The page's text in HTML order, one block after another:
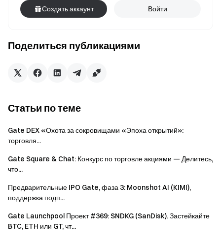
мероприятия. Количество мест ограничено, действует
Примечания:
Для получения вознаграждений все участники
должны нажать [Присоединиться],
личности до окончания мероприятия.
общий объем торгов пользователя = объем спотовых
торгов + объем торгов фьючерсами. Объем чистого
депозита = депозит – вывод; депозиты ограничены
Onchain Deposit и P2P. Внутренние переводы и
GateCode Deposit не учитываются.
Вознаграждения в рамках данного мероприятия
будут распределяться в виде спотовых токенов
USDT.
Поделиться публикациями
Создать аккаунт Войти
Статьи по теме
Gate DEX «Охота за сокровищами «Эпоха открытий»:
торговля...
Gate Square & Chat: Конкурс по торговле акциями — Делитесь,
что...
Предварительные IPO Gate, фаза 3: Moonshot AI (KIMI),
поддержка подп...
Gate Launchpool Проект #369: SNDKG (SanDisk). Застейкайте
BTC, ETH или GT, чт...